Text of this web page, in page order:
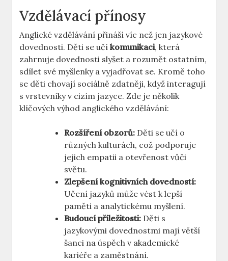
Vzdělávací přínosy
Anglické vzdělávání přináší víc než jen jazykové
dovednosti. Děti se učíkomunikaci, která
zahrnuje dovednosti slyšet a rozumět ostatním,
sdílet své myšlenky a vyjadřovat se. Kromě toho
se děti chovají sociálně zdatněji, když interagují
s vrstevníky v cizím jazyce. Zde je několik
klíčových výhod anglického vzdělávání:
Rozšíření obzorů: Děti se učí o
různých kulturách, což podporuje
jejich empatii a otevřenost vůči
světu.
Zlepšení kognitivních dovedností:
Učení jazyků může vést k lepší
paměti a analytickému myšlení.
Budoucí příležitosti: Děti s
jazykovými dovednostmi mají větší
šanci na úspěch v akademické
kariéře a zaměstnání.